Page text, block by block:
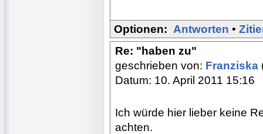
Optionen: Antworten •
Re: "haben zu"
geschrieben von: Franziska
Datum: 10. April 2011 15:16
Ich würde hier lieber keine
achten.